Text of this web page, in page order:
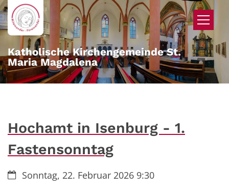
Zum Inhalt springen
Katholische Kirchengemeinde St.
Maria Magdalena
Hochamt in Isenburg - 1.
Fastensonntag
Datum:Sonntag, 22. Februar 2026 9:30